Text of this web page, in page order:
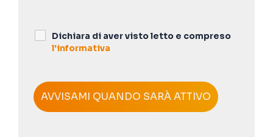
Dichiara di aver visto letto e compreso
l'informativa